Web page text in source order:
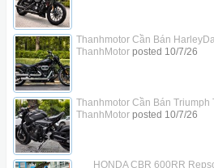
Thanhmotor Cần Bán
ThanhMotorposted 10/7/26
Thanhmotor Cần Bán Triumph
ThanhMotorposted 10/7/26
___HONDA CBR 600RR